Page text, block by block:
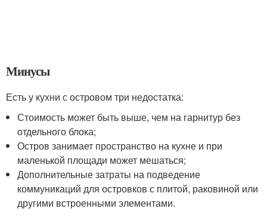
Минусы
Есть у кухни с островом три недостатка:
Стоимость может быть выше, чем на гарнитур без
отдельного блока;
Остров занимает пространство на кухне и при
маленькой площади может мешаться;
Дополнительные затраты на подведение
коммуникаций для островков с плитой, раковиной или
другими встроенными элементами.